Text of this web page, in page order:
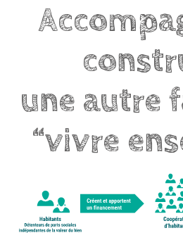
une autre
“vivre